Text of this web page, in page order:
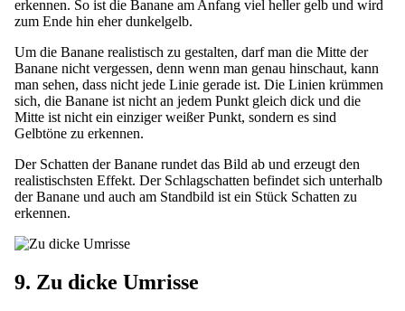
erkennen. So ist die Banane am Anfang viel heller gelb und wird
zum Ende hin eher dunkelgelb.
Um die Banane realistisch zu gestalten, darf man die Mitte der
Banane nicht vergessen, denn wenn man genau hinschaut, kann
man sehen, dass nicht jede Linie gerade ist. Die Linien krümmen
sich, die Banane ist nicht an jedem Punkt gleich dick und die
Mitte ist nicht ein einziger weißer Punkt, sondern es sind
Gelbtöne zu erkennen.
Der Schatten der Banane rundet das Bild ab und erzeugt den
realistischsten Effekt. Der Schlagschatten befindet sich unterhalb
der Banane und auch am Standbild ist ein Stück Schatten zu
erkennen.
9. Zu dicke Umrisse